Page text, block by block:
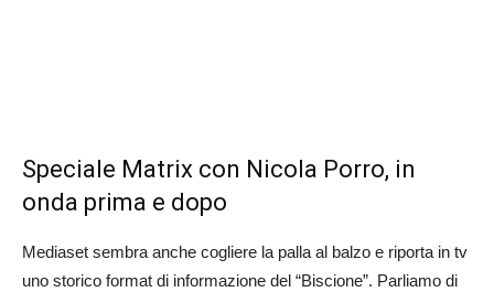
Speciale Matrix con Nicola Porro, in
onda prima e dopo
Mediaset sembra anche cogliere la palla al balzo e riporta in tv
uno storico format di informazione del “Biscione”. Parliamo di